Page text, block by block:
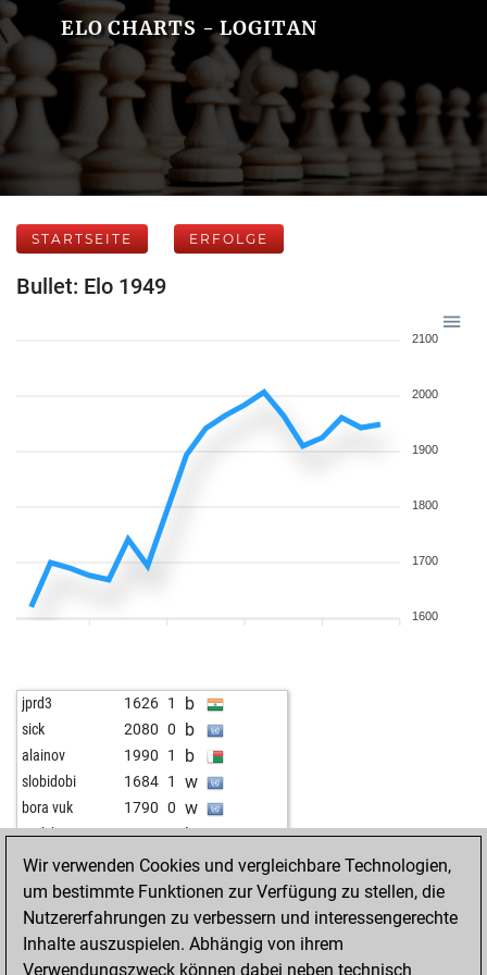
ELO CHARTS - LOGITAN
STARTSEITE ERFOLGE
Bullet: Elo 1949
2100
2000
1900
1800
1700
1600
jprd3 1626 1 b
sick 2080 0 b
alainov 1990 1 b
slobidobi 1684 1 w
bora vuk 1790 0 w
patlchess 1997 0 b
djermanovic 1805 1 b
robert_dc 1721 1 w
robert_dc 1728 1 b
tavares 1853 1 w
carlotta 2114 1 w
Wir verwenden Cookies und vergleichbare Technologien,
um bestimmte Funktionen zur Verfügung zu stellen, die
Nutzererfahrungen zu verbessern und interessengerechte
Inhalte auszuspielen. Abhängig von ihrem
Verwendungszweck können dabei neben technisch